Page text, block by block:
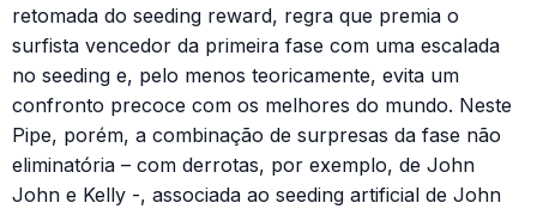
retomada do seeding reward, regra que premia o
surfista vencedor da primeira fase com uma escalada
no seeding e, pelo menos teoricamente, evita um
confronto precoce com os melhores do mundo. Neste
Pipe, porém, a combinação de surpresas da fase não
eliminatória – com derrotas, por exemplo, de John
John e Kelly -, associada ao seeding artificial de John